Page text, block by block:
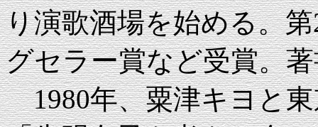
り演歌酒場を始める。
グセラー賞など受賞。
1980年、粟津キヨと東